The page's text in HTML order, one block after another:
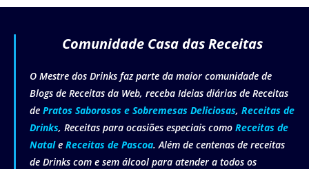
Comunidade Casa das Receitas
O Mestre dos Drinks faz parte da maior comunidade de
Blogs de Receitas da Web, receba Ideias diárias de Receitas
de Pratos Saborosos e Sobremesas Deliciosas, Receitas de
Drinks, Receitas para ocasiões especiais como Receitas de
Natale Receitas de Pascoa. Além de centenas de receitas
de Drinks com e sem álcool para atender a todos os